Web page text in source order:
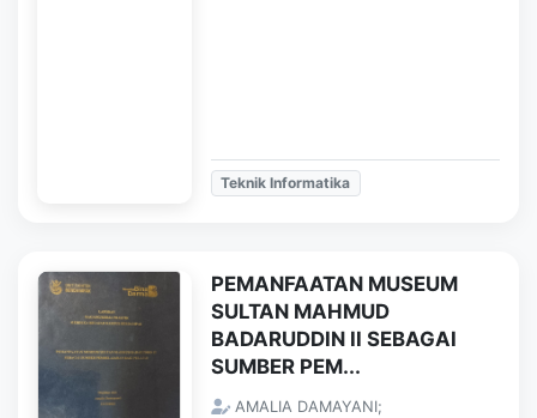
Teknik Informatika
PEMANFAATAN MUSEUM
SULTAN MAHMUD
BADARUDDIN II SEBAGAI
SUMBER PEM...
AMALIA DAMAYANI;